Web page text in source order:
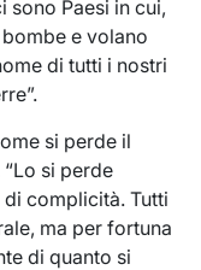
sono Paesi in cui,
e volano
di tutti i nostri
si perde il
si perde
complicità. Tutti
ma per fortuna
di quanto si